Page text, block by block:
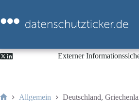
springen
Externer
Allgemein Deutschland,